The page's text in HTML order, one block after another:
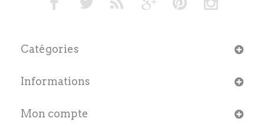
Catégories
Informations
Mon compte